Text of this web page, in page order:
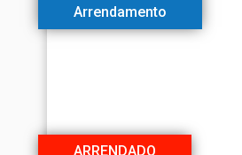
Arrendamento
ARRENDADO